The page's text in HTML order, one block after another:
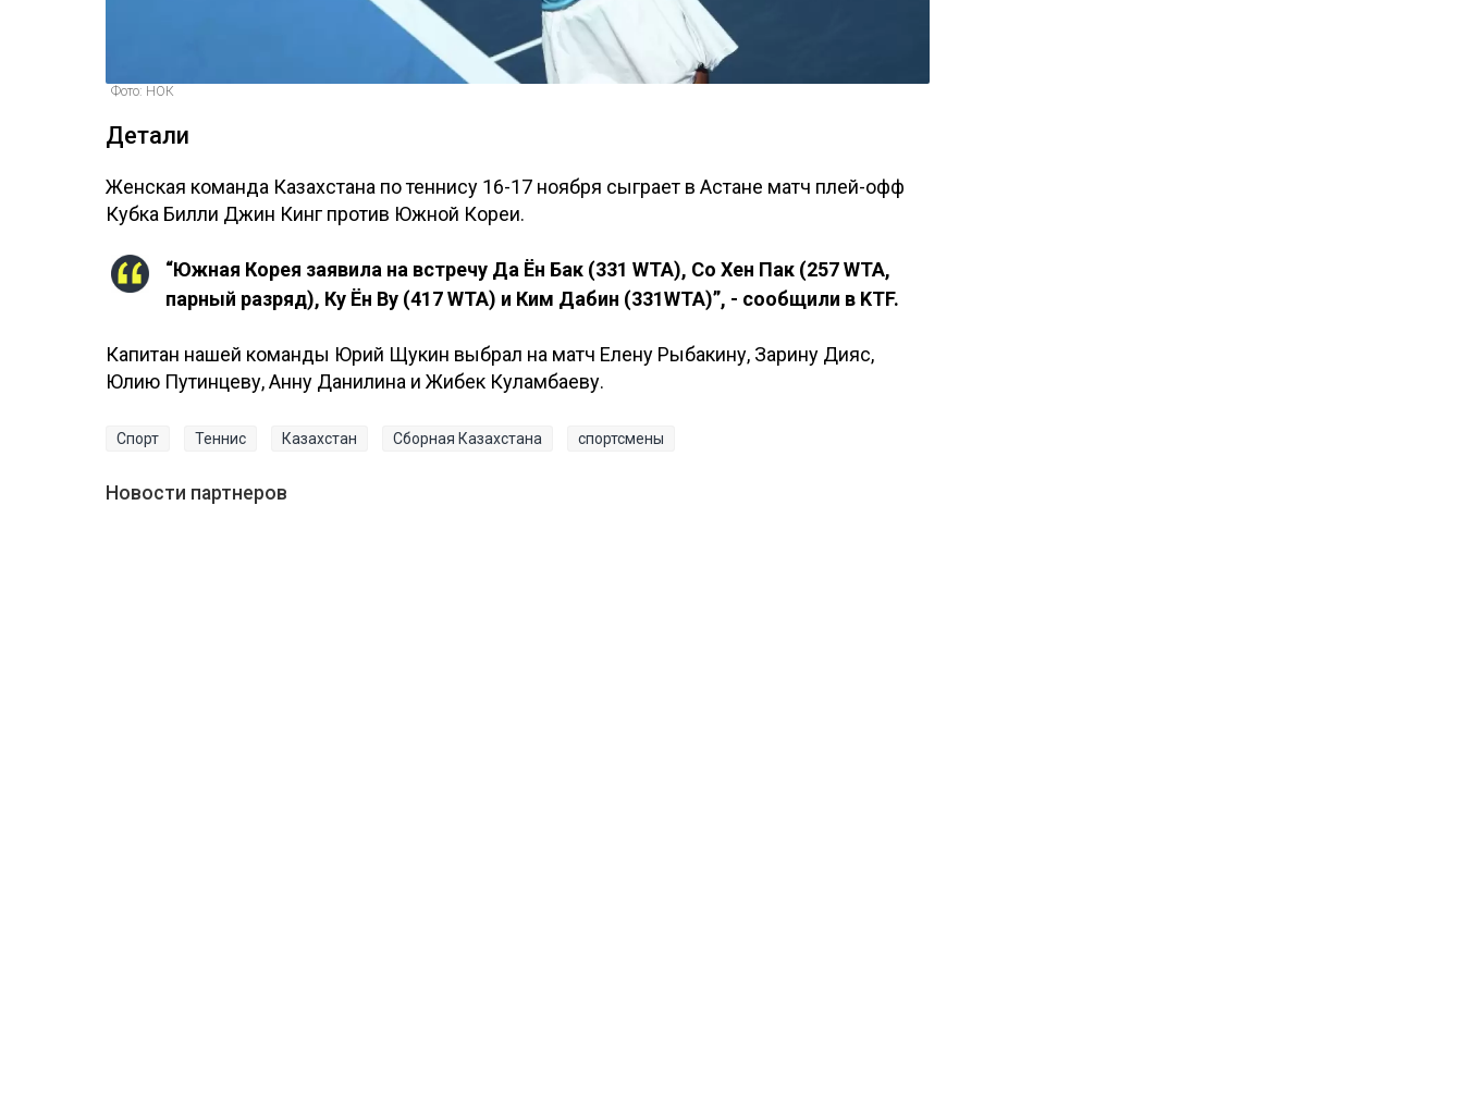
Фото: НОК
Детали
Женская команда Казахстана по теннису 16-17 ноября сыграет в Астане матч плей-офф
Кубка Билли Джин Кинг против Южной Кореи.
“Южная Корея заявила на встречу Да Ён Бак (331 WTA), Со Хен Пак (257 WTA,
парный разряд), Ку Ён Ву (417 WTA) и Ким Дабин (331WTA)”, - сообщили в KTF.
Капитан нашей команды Юрий Щукин выбрал на матч Елену Рыбакину, Зарину Дияс,
Юлию Путинцеву, Анну Данилина и Жибек Куламбаеву.
Спорт Теннис Казахстан Сборная Казахстана спортсмены
Новости партнеров